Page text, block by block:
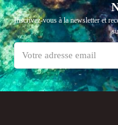
Inscrivez-vous à la newsletter et